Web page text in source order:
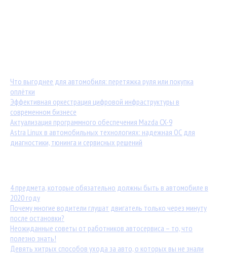
Что выгоднее для автомобиля: перетяжка руля или покупка
оплётки
Эффективная оркестрация цифровой инфраструктуры в
современном бизнесе
Актуализация программного обеспечения Mazda CX-9
Astra Linux в автомобильных технологиях: надежная ОС для
диагностики, тюнинга и сервисных решений
4 предмета, которые обязательно должны быть в автомобиле в
2020 году
Почему многие водители глушат двигатель только через минуту
после остановки?
Неожиданные советы от работников автосервиса – то, что
полезно знать!
Девять хитрых способов ухода за авто, о которых вы не знали